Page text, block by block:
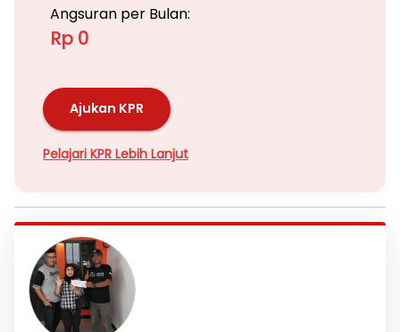
Angsuran per Bulan:
Rp 0
Ajukan KPR
Pelajari KPR Lebih Lanjut